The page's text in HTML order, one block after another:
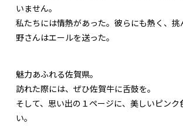
いません。
私たちには情熱があった。彼らにも熱く、挑
野さんはエールを送った。
魅力あふれる佐賀県。
訪れた際には、ぜひ佐賀牛に舌鼓を。
そして、思い出の１ページに、美しいピンク
い。